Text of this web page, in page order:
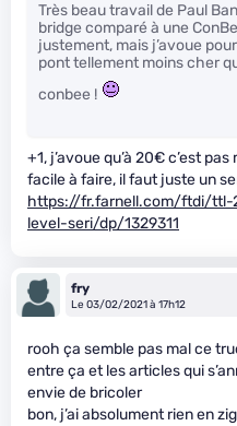
Très beau travail de Paul
bridge comparé à une
justement, mais j’avoue
pont tellement moins cher
conbee !
+1, j’avoue qu’à 20€ c’est
facile à faire, il faut juste un
https://fr.farnell.com/ftdi/
level-seri/dp/1329311
fry
Le 03/02/2021 à 17h12
rooh ça semble pas mal ce
entre ça et les articles qui
envie de bricoler
bon, j’ai absolument rien en